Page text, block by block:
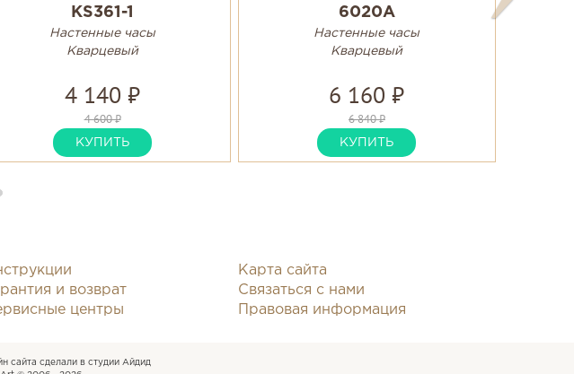
KS361-1
Настенные часы
Кварцевый
4 140 ₽
4 600 ₽
КУПИТЬ
6020A
Настенные часы
Кварцевый
6 160 ₽
6 840 ₽
КУПИТЬ
и возврат
центры
Карта сайта
Связаться с нами
Правовая информация
сайта сделали в студии Айдид